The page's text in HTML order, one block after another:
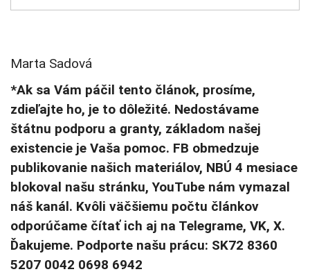
Marta Sadová
*Ak sa Vám páčil tento článok, prosíme,
zdieľajte ho, je to dôležité. Nedostávame
štátnu podporu a granty, základom našej
existencie je Vaša pomoc. FB obmedzuje
publikovanie našich materiálov, NBÚ 4 mesiace
blokoval našu stránku, YouTube nám vymazal
náš kanál. Kvôli väčšiemu počtu článkov
odporúčame čítať ich aj na Telegrame, VK, X.
Ďakujeme. Podporte našu prácu: SK72 8360
5207 0042 0698 6942